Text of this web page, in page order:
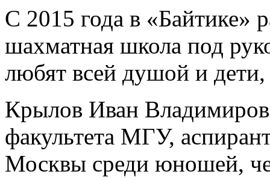
С 2015 года в «Байтике»
шахматная школа под
любят всей душой и
Крылов Иван
факультета МГУ,
Москвы среди юношей,